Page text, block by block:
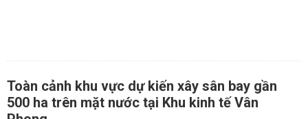
Toàn cảnh khu vực dự kiến xây sân bay gần
500 ha trên mặt nước tại Khu kinh tế Vân